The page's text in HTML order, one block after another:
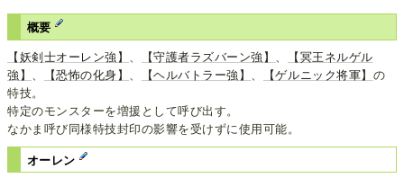
概要
【妖剣士オーレン強】 【守護者ラズバーン強】
【冥王ネルゲル
強】
【恐怖の化身】 【ヘルバトラー強】 【ゲルニック将軍】 の
特技。
特定のモンスターを増援として呼び出す。
なかま呼び同様特技封印の影響を受けずに使用可能。
オーレン